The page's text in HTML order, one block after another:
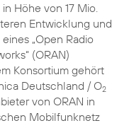
Höhe von 17 Mio.
Entwicklung und
„Open Radio
(ORAN)
Konsortium gehört
Deutschland / O2
von ORAN in
Mobilfunknetz